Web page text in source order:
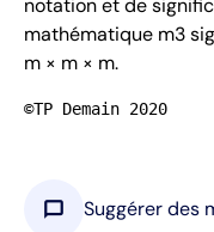
notation et de
mathématique m3
m × m × m.
©TP Demain 2020
chat_bubble Suggérer des